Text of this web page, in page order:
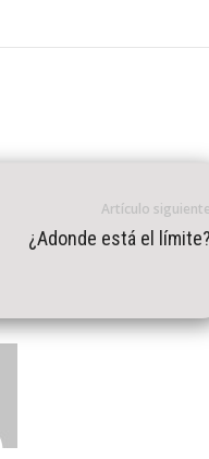
Artículo
¿Adonde está el